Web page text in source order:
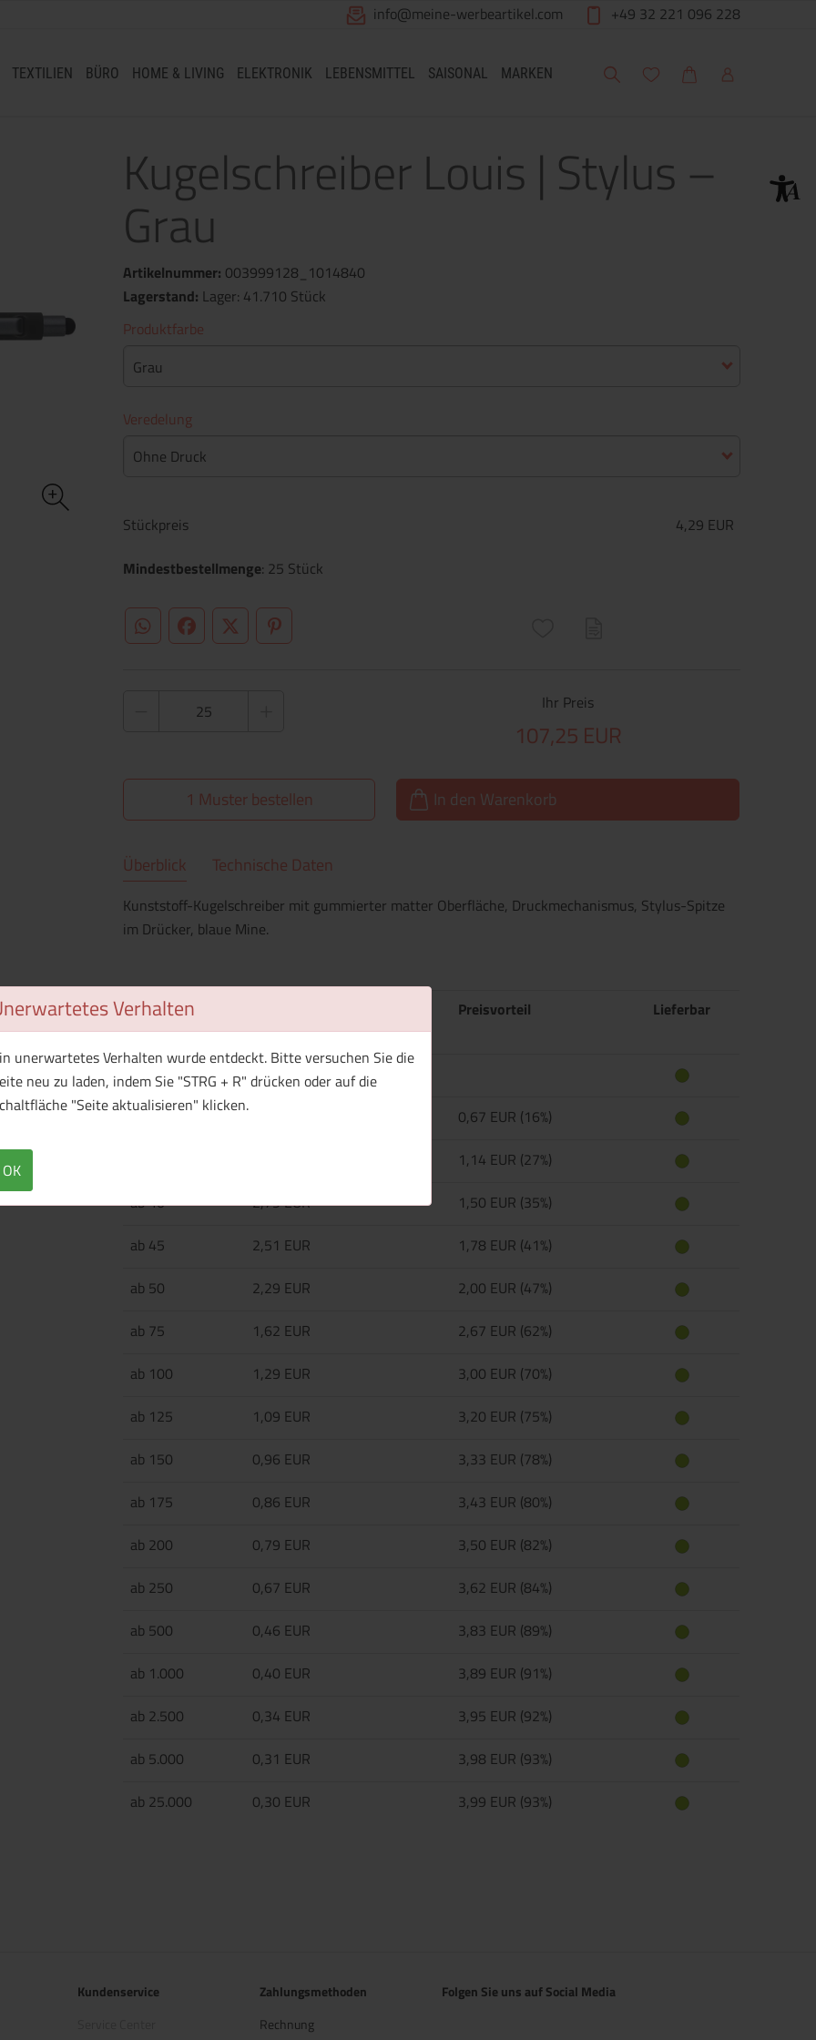
Verhalten
unerwartetes Verhalten wurde entdeckt. Bitte versuchen Sie die
neu zu laden, indem Sie "STRG + R" drücken oder auf die
"Seite aktualisieren" klicken.
OK
info@meine-werbeartikel.com +49 32 221 096 228
TEXTILIEN BÜRO HOME & LIVING ELEKTRONIK LEBENSMITTEL SAISONAL MARKEN Suche Meine Wunschliste
WarenkorbMein Account
Kugelschreiber Louis | Stylus –
Grau
Artikelnummer: 003999128_1014840
Lagerstand: Lager: 41.710 Stück
Produktfarbe
Grau
Veredelung
Ohne Druck
Stückpreis
4,29 EUR
Mindestbestellmenge: 25 Stück
WhatsApp (#[creator\plugin\share\core\structs\SocialSharingServiceSettings]:only_chrome#)
FacebookTwitter (#[creator\plugin\share\core\structs\SocialSharingServiceSettings]:formaly_twitter#)
Pinterest
Ihr Preis
107,25 EUR
1 Muster bestellen In den Warenkorb
Überblick Technische Daten
Kunststoff-Kugelschreiber mit gummierter matter Oberfläche, Druckmechanismus, Stylus-Spitze
im Drücker, blaue Mine.
Menge
Netto
Brutto
Preisvorteil Lieferbar
ab 25
4,29 EUR
ab 30
0,67 EUR (16%)
1,14 EUR (27%)
ab 40
2,79 EUR
1,50 EUR (35%)
ab 45
2,51 EUR
1,78 EUR (41%)
ab 50
2,29 EUR
2,00 EUR (47%)
ab 75
1,62 EUR
2,67 EUR (62%)
ab 100
1,29 EUR
3,00 EUR (70%)
ab 125
1,09 EUR
3,20 EUR (75%)
ab 150
0,96 EUR
3,33 EUR (78%)
ab 175
0,86 EUR
3,43 EUR (80%)
ab 200
0,79 EUR
3,50 EUR (82%)
ab 250
0,67 EUR
3,62 EUR (84%)
ab 500
0,46 EUR
3,83 EUR (89%)
ab 1.000
0,40 EUR
3,89 EUR (91%)
ab 2.500
0,34 EUR
3,95 EUR (92%)
ab 5.000
0,31 EUR
3,98 EUR (93%)
ab 25.000
0,30 EUR 3,99 EUR (93%)
Kundenservice
Zahlungsmethoden
Rechnung
Folgen Sie uns auf Social Media